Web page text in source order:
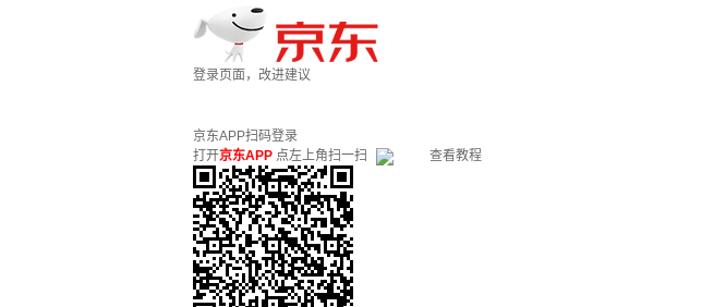
登录页面，改进建议
京东APP扫码登录
打开京东APP 点左上角扫一扫 查看教程